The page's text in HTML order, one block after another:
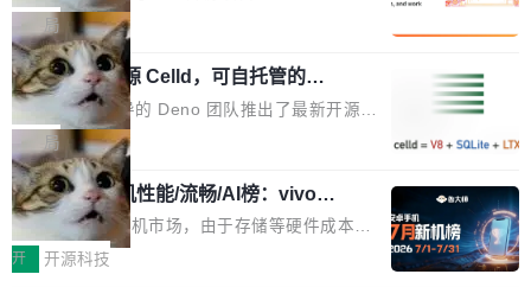
章从一个简单的例子切入。一个网站的深色主题
设置，如果用布尔值 + 可空字段来表示——bool
ean 表示是否可切换，nullable 的默认模式、浅
色方案、深色方案——会产生大量无意义的组
合。方案缺了、配置冲突了、全 null 了。要知道
哪些组合有效，作者说，你得靠"文档、校验、或
者部落知识"。 换个写法。Rust 的 enum，两个
变体：Switchable...
S。如果你只看官方博客，你会觉得这是又一
个"AI 知识库 + 聊天机器人"——每个大厂都在
做，没什么新鲜的。 但 Kenton Varda 在 Twitte
r 上把事情说清楚了： 今天我们发布了 Cloudfla
re OS，一个带连接器的聊天机器人，跟其他所
有科技公司做的一样。只不过，实际上它不一
样。这是 Sandstorm.io 的重制版，我十年前的
那个创业公司。不同的是，这次它构建在 Cloudf
lare Workers 上——我花了九年时间搭建的平台
——并且深度集成了 AI。这基本上是我十年秘密
局
Deno 团队开源 Celld，可自托管的分
布式 Durable Objects
Ryan Dahl 领导的 Deno 团队推出了最新开源项
目 Celld，一个能在自己机器上运行 Cloudflare
Workers 和 Durable Objects 的守护进程。 设
计思路很直接：每个对象是一个独立的 SQLite
数据库，按名称寻址，复制到你自己的 S3 兼容
存储库里。节点之间只通过这个存储库协调——
局
鲁大师7月新机性能/流畅/AI榜：vivo夺
性能、流畅双第一，三星Galaxy Z系列
新折叠缺席
2026年7月的手机市场，由于存储等硬件成本暴
增，手机厂商的日子也不好过啊，新机速度明显
开 开源科技